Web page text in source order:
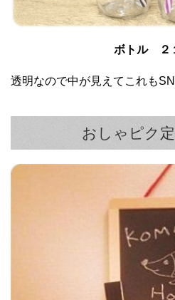
ボトル ２
透明なので中が見えてこれも
おしゃピク